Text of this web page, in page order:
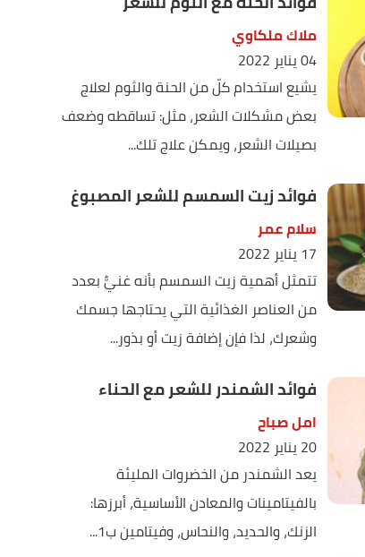
ملاك ملكاوي
04 يناير 2022
يشيع استخدام كلّ من الحنة والثوم لعلاج
بعض مشكلات الشعر، مثل: تساقطه وضعف
بصيلات الشعر، ويمكن علاج تلك...
فوائد زيت السمسم للشعر المصبوغ
سلام عمر
17 يناير 2022
تتمثل أهمية زيت السمسم بأنه غنيٌّ بعدد
من العناصر الغذائية التي يحتاجها جسمك
وشعرك، لذا فإن إضافة زيت أو بذور...
فوائد الشمندر للشعر مع الحناء
امل صباح
20 يناير 2022
يعد الشمندر من الخضروات المليئة
بالفيتامينات والمعادن الأساسية، أبرزها:
الزنك، والحديد، والنحاس، وفيتامين ب1...